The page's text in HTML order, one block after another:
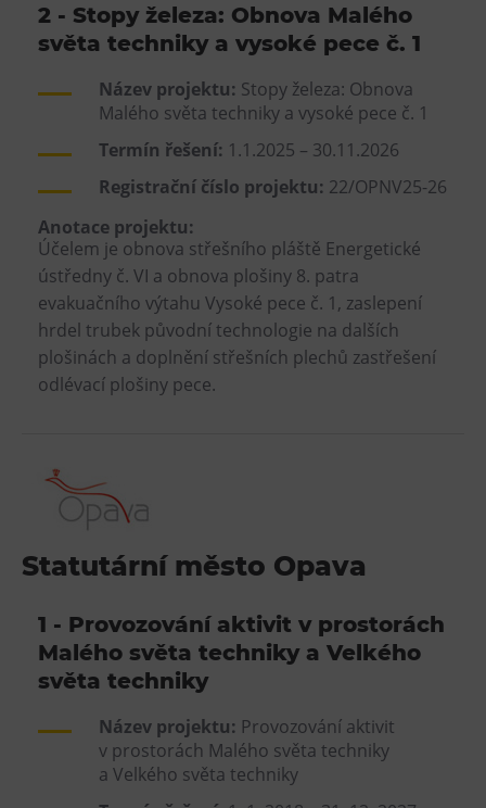
2 - Stopy železa: Obnova Malého
světa techniky a vysoké pece č. 1
Název projektu: Stopy železa: Obnova
Malého světa techniky a vysoké pece č. 1
Termín řešení: 1.1.2025 – 30.11.2026
Registrační číslo projektu: 22/OPNV25-26
Anotace projektu:
Účelem je obnova střešního pláště Energetické
ústředny č. VI a obnova plošiny 8. patra
evakuačního výtahu Vysoké pece č. 1, zaslepení
hrdel trubek původní technologie na dalších
plošinách a doplnění střešních plechů zastřešení
odlévací plošiny pece.
Statutární město Opava
1 - Provozování aktivit v prostorách
Malého světa techniky a Velkého
světa techniky
Název projektu: Provozování aktivit
v prostorách Malého světa techniky
a Velkého světa techniky